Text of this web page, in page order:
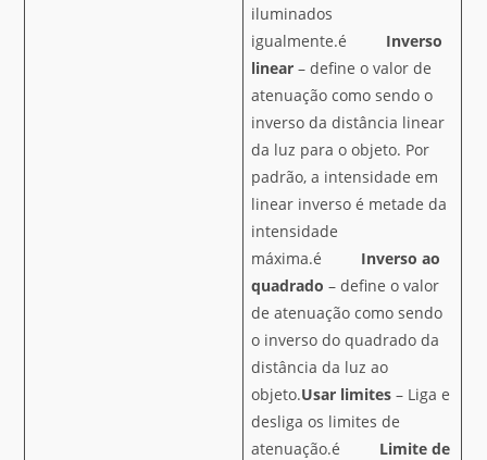
iluminados
igualmente.é Inverso
linear – define o valor de
atenuação como sendo o
inverso da distância linear
da luz para o objeto. Por
padrão, a intensidade em
linear inverso é metade da
intensidade
máxima.é Inverso ao
quadrado – define o valor
de atenuação como sendo
o inverso do quadrado da
distância da luz ao
objeto.Usar limites – Liga e
desliga os limites de
atenuação.é Limite de